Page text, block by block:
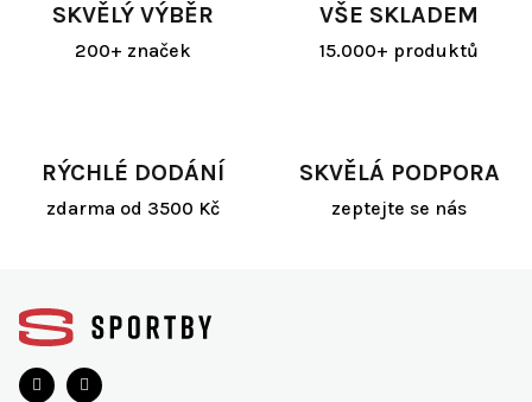
SKVĚLÝ VÝBĚR
200+ značek
VŠE SKLADEM
15.000+ produktů
RÝCHLÉ DODÁNÍ
zdarma od 3500 Kč
SKVĚLÁ PODPORA
zeptejte se nás